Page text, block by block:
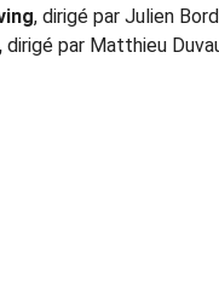
, dirigé par Julien
dirigé par Matthieu